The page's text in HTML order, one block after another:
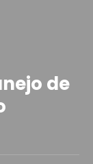
de